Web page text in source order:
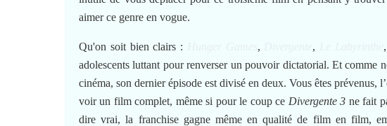
aimer ce genre en vogue.
Qu'on soit bien clairs : , ,
adolescents luttant pour renverser un pouvoir dictatorial. Et comme
cinéma, son dernier épisode est divisé en deux. Vous êtes prévenus,
voir un film complet, même si pour le coup ce Divergente 3 ne fait
dire vrai, la franchise gagne même en qualité de film en film,